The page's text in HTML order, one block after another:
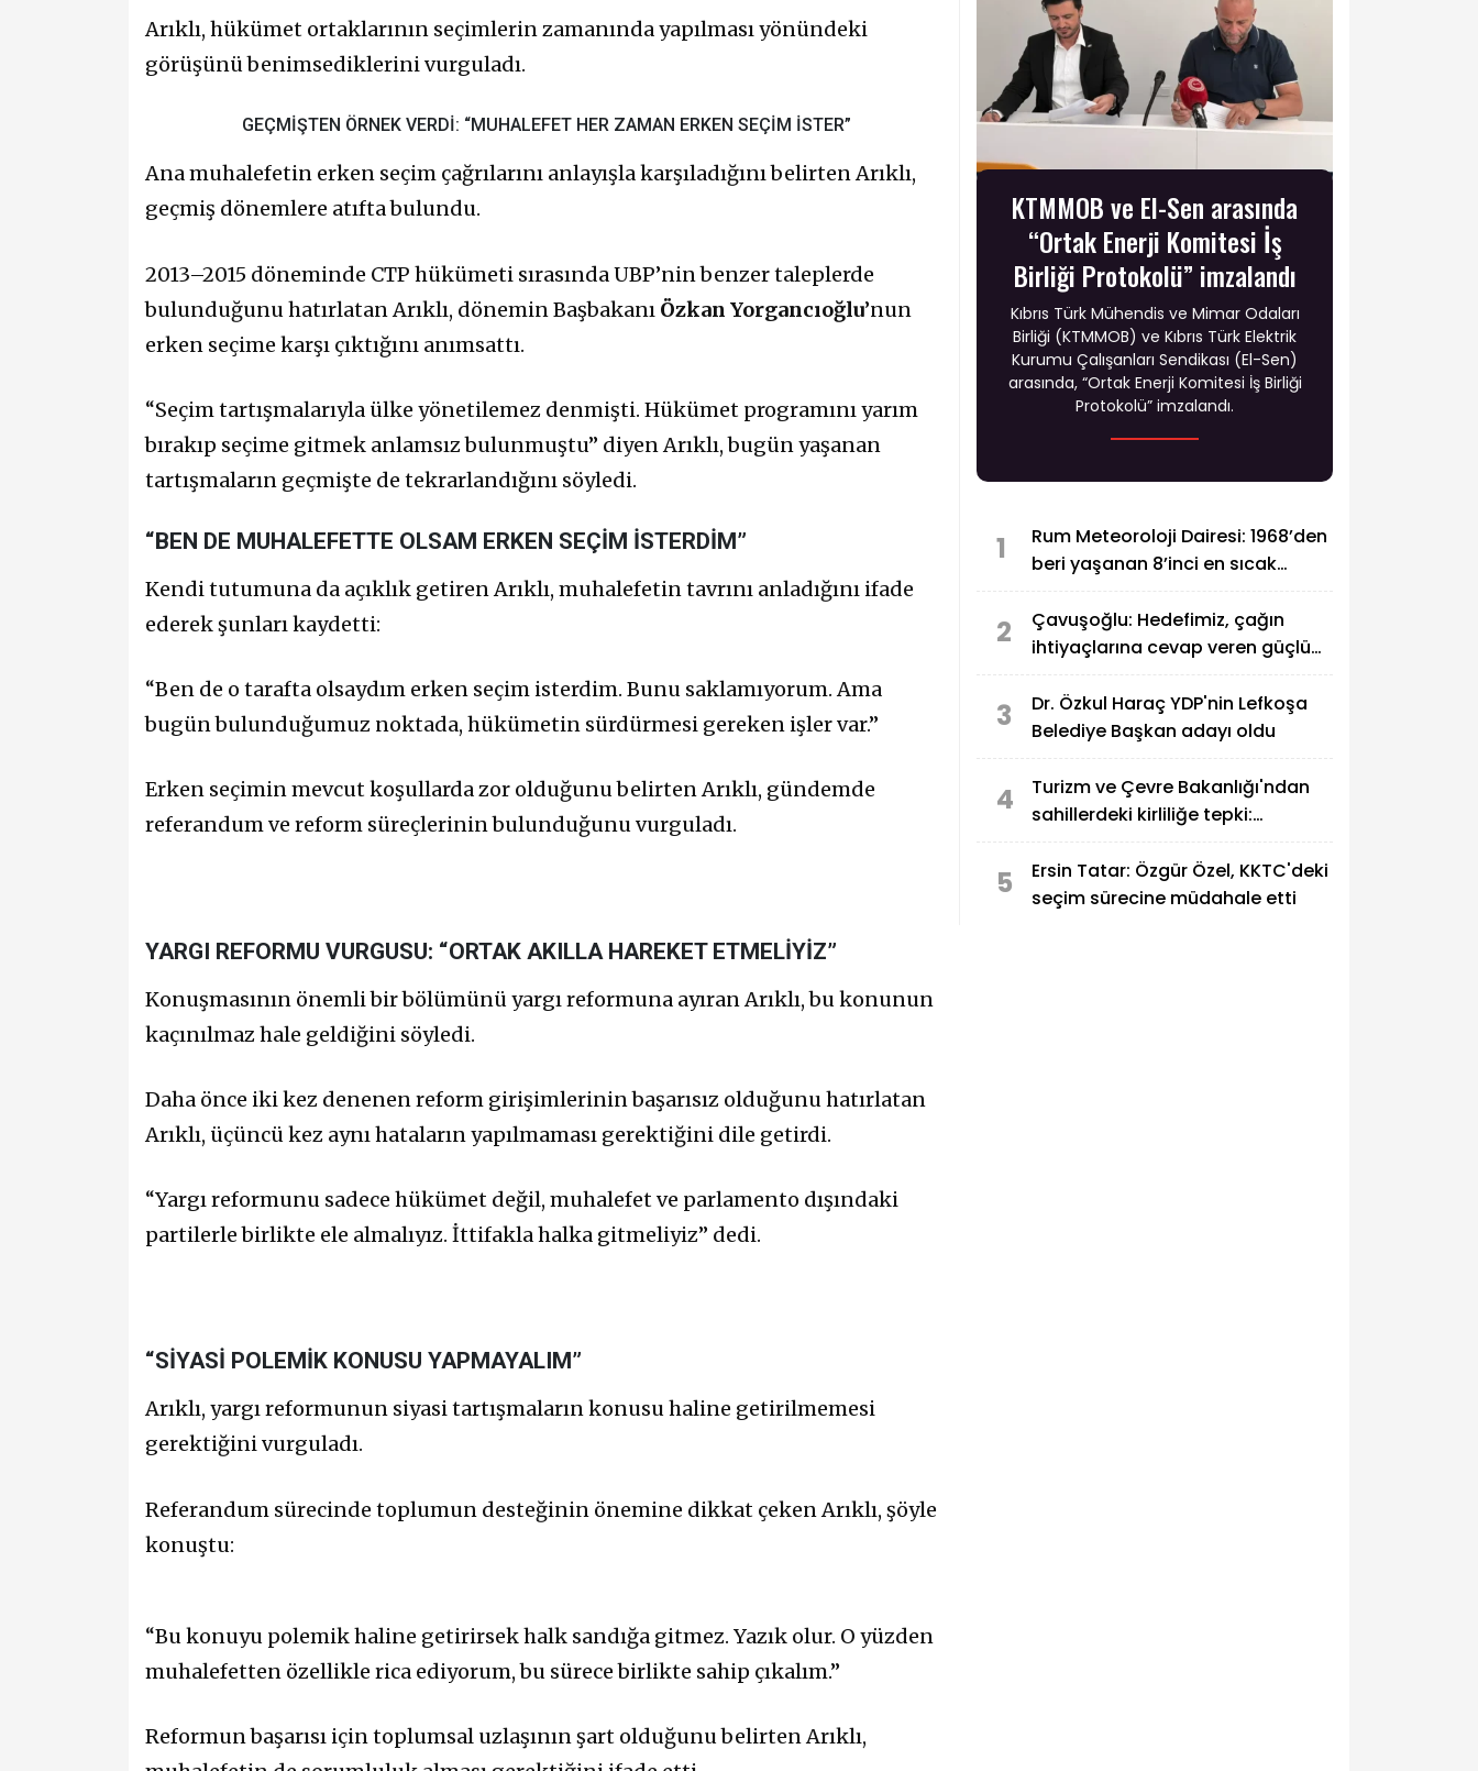
Arıklı, hükümet ortaklarının seçimlerin zamanında yapılması yönündeki
görüşünü benimsediklerini vurguladı.
GEÇMİŞTEN ÖRNEK VERDİ: “MUHALEFET HER ZAMAN ERKEN SEÇİM İSTER”
Ana muhalefetin erken seçim çağrılarını anlayışla karşıladığını belirten Arıklı,
geçmiş dönemlere atıfta bulundu.
2013–2015 döneminde CTP hükümeti sırasında UBP’nin benzer taleplerde
bulunduğunu hatırlatan Arıklı, dönemin Başbakanı Özkan Yorgancıoğlu’nun
erken seçime karşı çıktığını anımsattı.
“Seçim tartışmalarıyla ülke yönetilemez denmişti. Hükümet programını yarım
bırakıp seçime gitmek anlamsız bulunmuştu” diyen Arıklı, bugün yaşanan
tartışmaların geçmişte de tekrarlandığını söyledi.
“BEN DE MUHALEFETTE OLSAM ERKEN SEÇİM İSTERDİM”
Kendi tutumuna da açıklık getiren Arıklı, muhalefetin tavrını anladığını ifade
ederek şunları kaydetti:
“Ben de o tarafta olsaydım erken seçim isterdim. Bunu saklamıyorum. Ama
bugün bulunduğumuz noktada, hükümetin sürdürmesi gereken işler var.”
Erken seçimin mevcut koşullarda zor olduğunu belirten Arıklı, gündemde
referandum ve reform süreçlerinin bulunduğunu vurguladı.
YARGI REFORMU VURGUSU: “ORTAK AKILLA HAREKET ETMELİYİZ”
Konuşmasının önemli bir bölümünü yargı reformuna ayıran Arıklı, bu konunun
kaçınılmaz hale geldiğini söyledi.
Daha önce iki kez denenen reform girişimlerinin başarısız olduğunu hatırlatan
Arıklı, üçüncü kez aynı hataların yapılmaması gerektiğini dile getirdi.
“Yargı reformunu sadece hükümet değil, muhalefet ve parlamento dışındaki
partilerle birlikte ele almalıyız. İttifakla halka gitmeliyiz” dedi.
“SİYASİ POLEMİK KONUSU YAPMAYALIM”
Arıklı, yargı reformunun siyasi tartışmaların konusu haline getirilmemesi
gerektiğini vurguladı.
Referandum sürecinde toplumun desteğinin önemine dikkat çeken Arıklı, şöyle
konuştu:
“Bu konuyu polemik haline getirirsek halk sandığa gitmez. Yazık olur. O yüzden
muhalefetten özellikle rica ediyorum, bu sürece birlikte sahip çıkalım.”
Reformun başarısı için toplumsal uzlaşının şart olduğunu belirten Arıklı,
KTMMOB ve El-Sen arasında
“Ortak Enerji Komitesi İş
Birliği Protokolü” imzalandı
Kıbrıs Türk Mühendis ve Mimar Odaları
Birliği (KTMMOB) ve Kıbrıs Türk Elektrik
Kurumu Çalışanları Sendikası (El-Sen)
arasında, “Ortak Enerji Komitesi İş Birliği
Protokolü” imzalandı.
1
Rum Meteoroloji Dairesi: 1968’den
beri yaşanan 8’inci en sıcak
2
Çavuşoğlu: Hedefimiz, çağın
ihtiyaçlarına cevap veren güçlü
3
Dr. Özkul Haraç YDP'nin Lefkoşa
Belediye Başkan adayı oldu
4
Turizm ve Çevre Bakanlığı'ndan
sahillerdeki kirliliğe tepki:
5
Ersin Tatar: Özgür Özel, KKTC'deki
seçim sürecine müdahale etti